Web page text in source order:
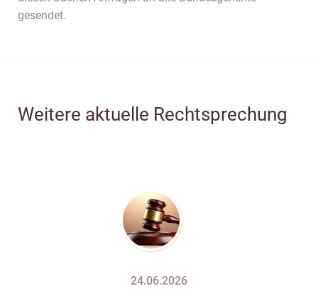
gesendet.
Weitere aktuelle Rechtsprechung
24.06.2026